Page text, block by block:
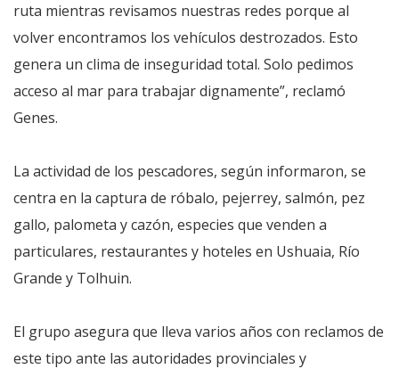
ruta mientras revisamos nuestras redes porque al
volver encontramos los vehículos destrozados. Esto
genera un clima de inseguridad total. Solo pedimos
acceso al mar para trabajar dignamente”, reclamó
Genes.
La actividad de los pescadores, según informaron, se
centra en la captura de róbalo, pejerrey, salmón, pez
gallo, palometa y cazón, especies que venden a
particulares, restaurantes y hoteles en Ushuaia, Río
Grande y Tolhuin.
El grupo asegura que lleva varios años con reclamos de
este tipo ante las autoridades provinciales y